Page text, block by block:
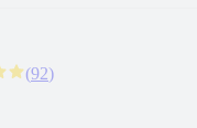
(92)